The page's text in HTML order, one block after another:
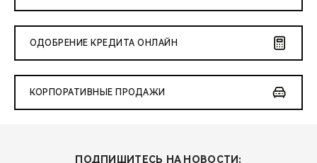
ОДОБРЕНИЕ КРЕДИТА ОНЛАЙН
КОРПОРАТИВНЫЕ ПРОДАЖИ
ПОДПИШИТЕСЬ НА НОВОСТИ: